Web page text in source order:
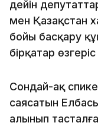
дейін
мен Қазақстан
бойы басқару
бірқатар
Сондай-ақ
саясатын
алынып